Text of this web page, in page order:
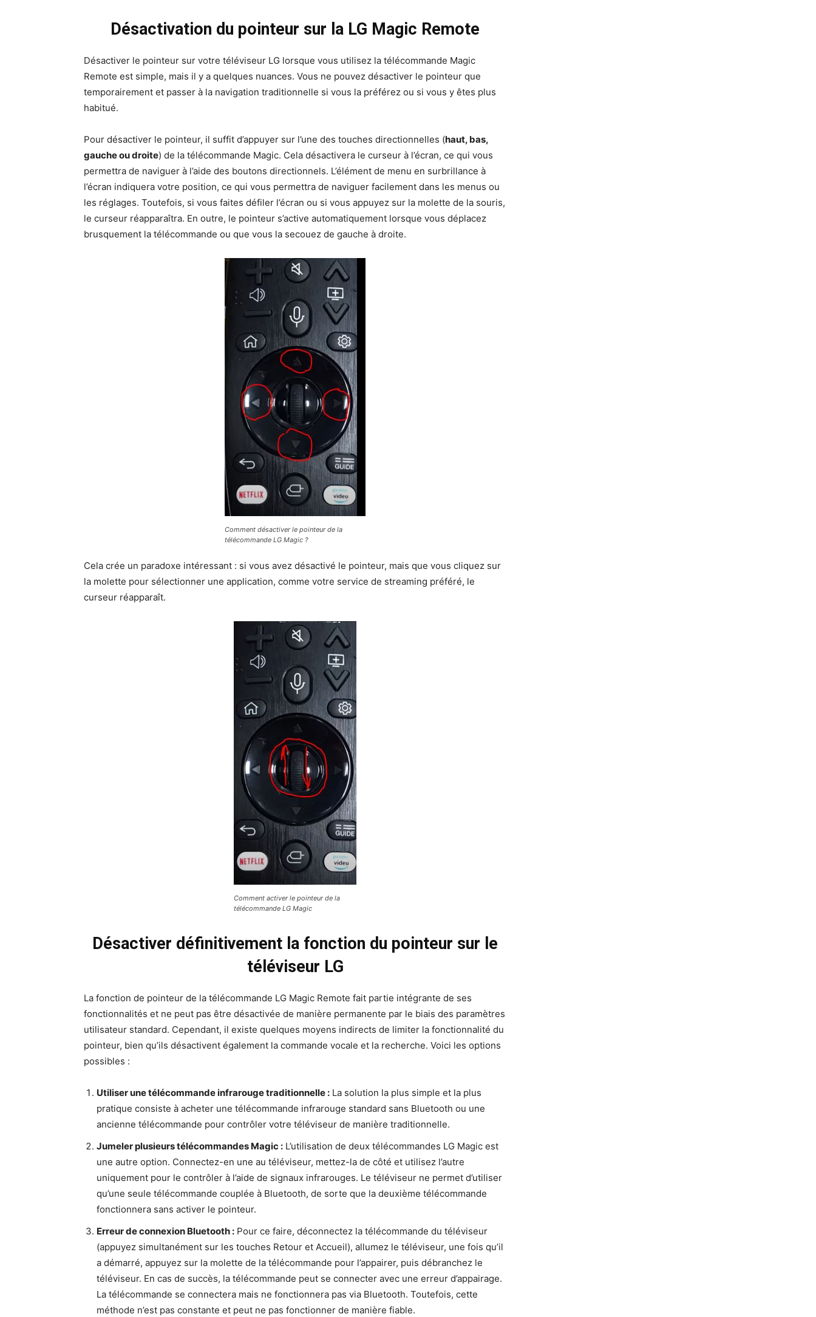
Désactivation du pointeur sur la LG Magic Remote
Désactiver le pointeur sur votre téléviseur LG lorsque vous utilisez la télécommande Magic
Remote est simple, mais il y a quelques nuances. Vous ne pouvez désactiver le pointeur que
temporairement et passer à la navigation traditionnelle si vous la préférez ou si vous y êtes plus
habitué.
Pour désactiver le pointeur, il suffit d’appuyer sur l’une des touches directionnelles (haut, bas,
gauche ou droite) de la télécommande Magic. Cela désactivera le curseur à l’écran, ce qui vous
permettra de naviguer à l’aide des boutons directionnels. L’élément de menu en surbrillance à
l’écran indiquera votre position, ce qui vous permettra de naviguer facilement dans les menus ou
les réglages. Toutefois, si vous faites défiler l’écran ou si vous appuyez sur la molette de la souris,
le curseur réapparaîtra. En outre, le pointeur s’active automatiquement lorsque vous déplacez
brusquement la télécommande ou que vous la secouez de gauche à droite.
Comment désactiver le pointeur de la
télécommande LG Magic ?
Cela crée un paradoxe intéressant : si vous avez désactivé le pointeur, mais que vous cliquez sur
la molette pour sélectionner une application, comme votre service de streaming préféré, le
curseur réapparaît.
Comment activer le pointeur de la
télécommande LG Magic
Désactiver définitivement la fonction du pointeur sur le
téléviseur LG
La fonction de pointeur de la télécommande LG Magic Remote fait partie intégrante de ses
fonctionnalités et ne peut pas être désactivée de manière permanente par le biais des paramètres
utilisateur standard. Cependant, il existe quelques moyens indirects de limiter la fonctionnalité du
pointeur, bien qu’ils désactivent également la commande vocale et la recherche. Voici les options
possibles :
Utiliser une télécommande infrarouge traditionnelle : La solution la plus simple et la plus
pratique consiste à acheter une télécommande infrarouge standard sans Bluetooth ou une
ancienne télécommande pour contrôler votre téléviseur de manière traditionnelle.
Jumeler plusieurs télécommandes Magic : L’utilisation de deux télécommandes LG Magic est
une autre option. Connectez-en une au téléviseur, mettez-la de côté et utilisez l’autre
uniquement pour le contrôler à l’aide de signaux infrarouges. Le téléviseur ne permet d’utiliser
qu’une seule télécommande couplée à Bluetooth, de sorte que la deuxième télécommande
fonctionnera sans activer le pointeur.
Erreur de connexion Bluetooth : Pour ce faire, déconnectez la télécommande du téléviseur
(appuyez simultanément sur les touches Retour et Accueil), allumez le téléviseur, une fois qu’il
a démarré, appuyez sur la molette de la télécommande pour l’appairer, puis débranchez le
téléviseur. En cas de succès, la télécommande peut se connecter avec une erreur d’appairage.
La télécommande se connectera mais ne fonctionnera pas via Bluetooth. Toutefois, cette
méthode n’est pas constante et peut ne pas fonctionner de manière fiable.